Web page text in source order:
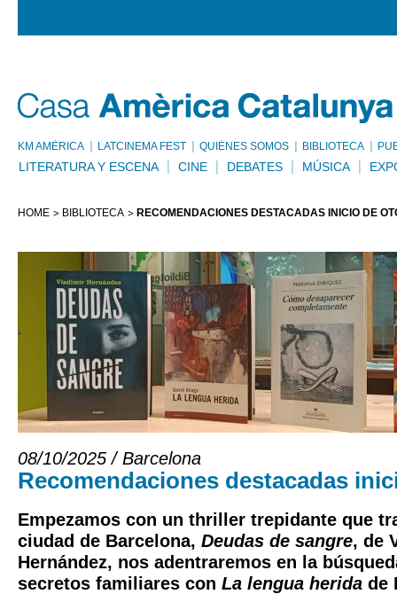
KM AMÈRICA LATCINEMA FEST QUIÉNES SOMOS BIBLIOTECA
LITERATURA Y ESCENA CINE DEBATES MÚSICA
HOME BIBLIOTECA RECOMENDACIONES DESTACADAS INICIO DE
08/10/2025 / Barcelona
Recomendaciones destacadas
Empezamos con un thriller trepidante que
ciudad de Barcelona, Deudas de sangre, de
Hernández, nos adentraremos en la
secretos familiares con La lengua herida de